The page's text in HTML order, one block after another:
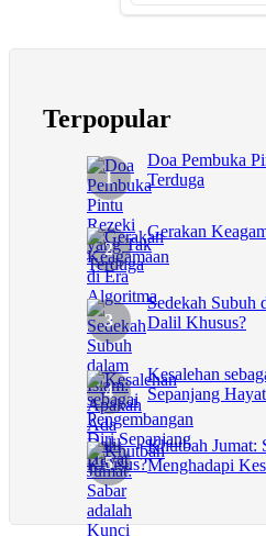
Terpopular
Doa Pembuka
Terduga
Gerakan
Sedekah Subuh
Dalil Khusus?
Kesalehan
Sepanjang Hayat
Khutbah Jumat:
Menghadapi